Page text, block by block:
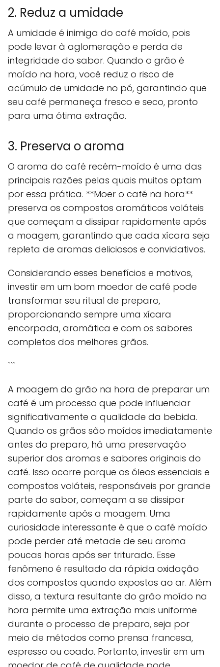
2. Reduz a umidade
A umidade é inimiga do café moído, pois
pode levar à aglomeração e perda de
integridade do sabor. Quando o grão é
moído na hora, você reduz o risco de
acúmulo de umidade no pó, garantindo que
seu café permaneça fresco e seco, pronto
para uma ótima extração.
3. Preserva o aroma
O aroma do café recém-moído é uma das
principais razões pelas quais muitos optam
por essa prática. **Moer o café na hora**
preserva os compostos aromáticos voláteis
que começam a dissipar rapidamente após
a moagem, garantindo que cada xícara seja
repleta de aromas deliciosos e convidativos.
Considerando esses benefícios e motivos,
investir em um bom moedor de café pode
transformar seu ritual de preparo,
proporcionando sempre uma xícara
encorpada, aromática e com os sabores
completos dos melhores grãos.
```
A moagem do grão na hora de preparar um
café é um processo que pode influenciar
significativamente a qualidade da bebida.
Quando os grãos são moídos imediatamente
antes do preparo, há uma preservação
superior dos aromas e sabores originais do
café. Isso ocorre porque os óleos essenciais e
compostos voláteis, responsáveis por grande
parte do sabor, começam a se dissipar
rapidamente após a moagem. Uma
curiosidade interessante é que o café moído
pode perder até metade de seu aroma
poucas horas após ser triturado. Esse
fenômeno é resultado da rápida oxidação
dos compostos quando expostos ao ar. Além
disso, a textura resultante do grão moído na
hora permite uma extração mais uniforme
durante o processo de preparo, seja por
meio de métodos como prensa francesa,
espresso ou coado. Portanto, investir em um